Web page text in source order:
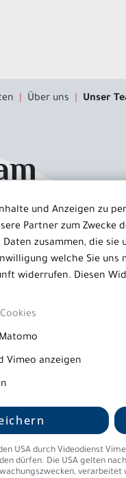
Über uns Unser
besteht aus
Standards mit
den neuesten
Felberbaum. Er zählt zu
er die moderne
Frauenheilkunde
und Anzeigen zu
Partner zum
zusammen, die
welche Sie uns
widerrufen. Diesen
Vimeo anzeigen
USA durch Videodienst
dürfen. Die USA gelten